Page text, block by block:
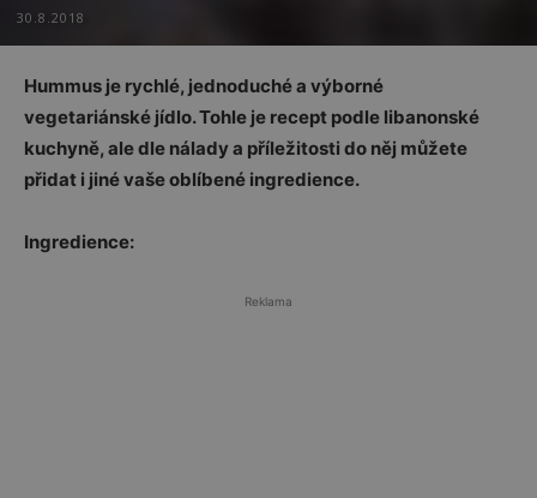
30.8.2018
Hummus je rychlé, jednoduché a výborné
vegetariánské jídlo. Tohle je recept podle libanonské
kuchyně, ale dle nálady a příležitosti do něj můžete
přidat i jiné vaše oblíbené ingredience.
Ingredience:
Reklama